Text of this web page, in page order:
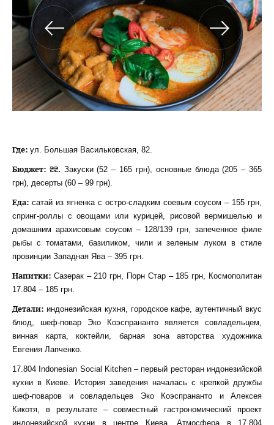
Где: ул. Большая Васильковская, 82.
Бюджет: ₴₴. Закуски (52 – 165 грн), основные блюда (205 – 365
грн), десерты (60 – 99 грн).
Еда: сатай из ягненка с остро-сладким соевым соусом – 155 грн,
спринг-роллы с овощами или курицей, рисовой вермишелью и
домашним арахисовым соусом – 128/139 грн, запеченное филе
рыбы с томатами, базиликом, чили и зеленым луком в стиле
провинции Западная Ява – 395 грн.
Напитки: Сазерак – 210 грн, Порн Стар – 185 грн, Космополитан
17.804 – 185 грн.
Детали: индонезийская кухня, городское кафе, аутентичный вкус
блюд, шеф-повар Эко Коэспрананто является совладельцем,
винная карта, коктейли, барная зона авторства художника
Евгения Лапченко.
17.804 Indonesian Social Kitchen – первый ресторан индонезийской
кухни в Киеве. История заведения началась с крепкой дружбы
шеф-поваров и совладельцев Эко Коэспрананто и Алексея
Кикотя, в результате – совместный гастрономический проект
индонезийской кухни в центре Киева. Атмосфера в 17.804